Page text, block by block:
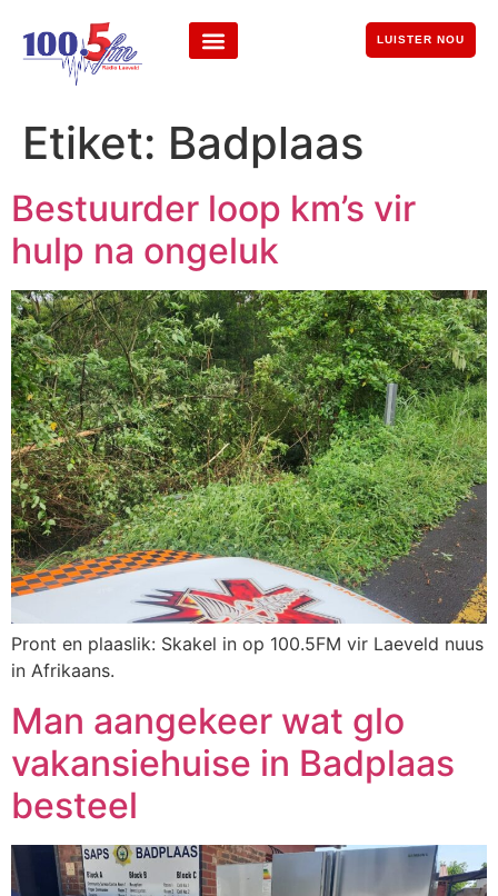
LUISTER NOU
Etiket: Badplaas
Bestuurder loop km’s vir
hulp na ongeluk
Pront en plaaslik: Skakel in op 100.5FM vir Laeveld nuus
in Afrikaans.
Man aangekeer wat glo
vakansiehuise in Badplaas
besteel